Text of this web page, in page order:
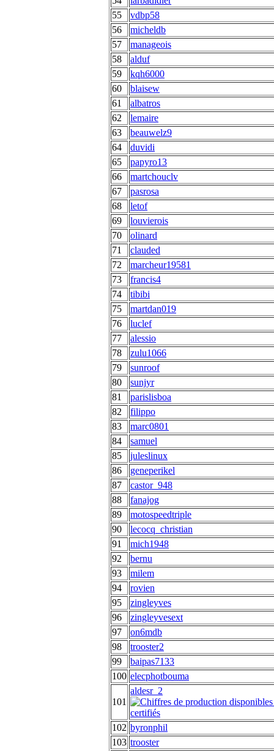
55
vdbp58
56
micheldb
57
manageois
58
alduf
59
kqh6000
60
blaisew
61
albatros
62
lemaire
63
beauwelz9
64
duvidi
65
papyro13
66
martchouclv
67
pasrosa
68
letof
69
louvierois
70
olinard
71
clauded
72
marcheur19581
73
francis4
74
tibibi
75
martdan019
76
luclef
77
alessio
78
zulu1066
79
sunroof
80
sunjyr
81
parislisboa
82
filippo
83
marc0801
84
samuel
85
juleslinux
86
geneperikel
87
castor_948
88
fanajog
89
motospeedtriple
90
lecocq_christian
91
mich1948
92
bernu
93
milem
94
rovien
95
zingleyves
96
zingleyvesext
97
on6mdb
98
trooster2
99
baipas7133
100 elecphotbouma
101
aldesr_2
102 byronphil
103 trooster